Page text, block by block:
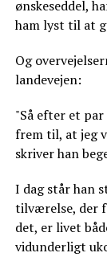
ønskeseddel,
ham lyst til at
Og
landevejen:
"Så efter et
frem til, at jeg
skriver han
I dag står han
tilværelse, der
det, er livet
vidunderligt